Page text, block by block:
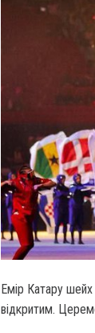
Емір Катару
відкритим.